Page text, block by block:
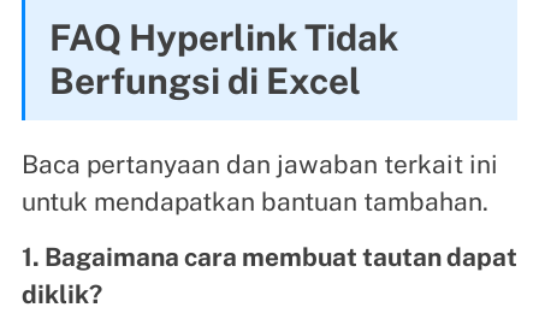
FAQ Hyperlink Tidak
Berfungsi di Excel
Baca pertanyaan dan jawaban terkait ini
untuk mendapatkan bantuan tambahan.
1. Bagaimana cara membuat tautan dapat
diklik?